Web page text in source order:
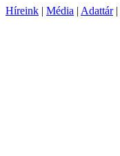
Híreink | Média | Adattár|